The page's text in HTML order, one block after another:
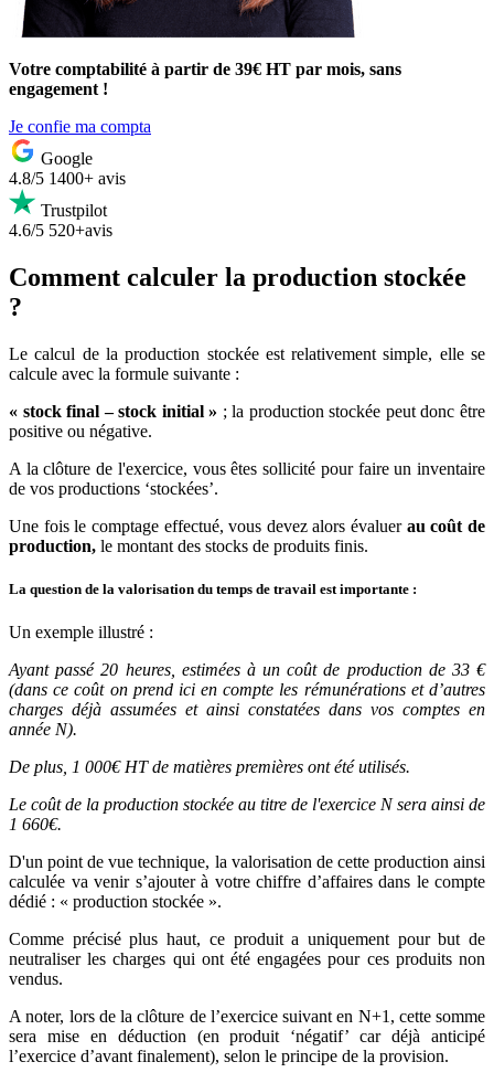
Votre comptabilité à partir de 39€ HT par mois, sans
engagement !
Je confie ma compta
Google
4.8/5 1400+ avis
Trustpilot
4.6/5 520+avis
Comment calculer la production stockée
?
Le calcul de la production stockée est relativement simple, elle se
calcule avec la formule suivante :
« stock final – stock initial » ; la production stockée peut donc être
positive ou négative.
A la clôture de l'exercice, vous êtes sollicité pour faire un inventaire
de vos productions ‘stockées’.
Une fois le comptage effectué, vous devez alors évaluer au coût de
production, le montant des stocks de produits finis.
La question de la valorisation du temps de travail est importante :
Un exemple illustré :
Ayant passé 20 heures, estimées à un coût de production de 33 €
(dans ce coût on prend ici en compte les rémunérations et d’autres
charges déjà assumées et ainsi constatées dans vos comptes en
année N).
De plus, 1 000€ HT de matières premières ont été utilisés.
Le coût de la production stockée au titre de l'exercice N sera ainsi de
1 660€.
D'un point de vue technique, la valorisation de cette production ainsi
calculée va venir s’ajouter à votre chiffre d’affaires dans le compte
dédié : « production stockée ».
Comme précisé plus haut, ce produit a uniquement pour but de
neutraliser les charges qui ont été engagées pour ces produits non
vendus.
A noter, lors de la clôture de l’exercice suivant en N+1, cette somme
sera mise en déduction (en produit ‘négatif’ car déjà anticipé
l’exercice d’avant finalement), selon le principe de la provision.